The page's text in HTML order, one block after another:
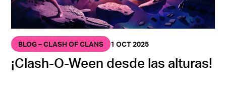
BLOG – CLASH OF CLANS 1 OCT 2025
¡Clash-O-Ween desde las alturas!